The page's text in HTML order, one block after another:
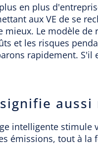
en plus
aux VE de se
mieux. Le modèle de
et les risques
rapidement. S'il
aussi
intelligente stimule
émissions, tout à la